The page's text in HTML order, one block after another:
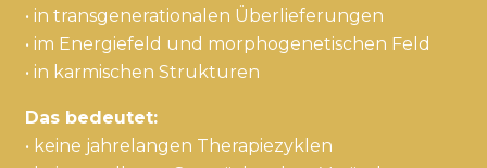
• in transgenerationalen Überlieferungen
• im Energiefeld und morphogenetischen Feld
• in karmischen Strukturen
Das bedeutet:
• keine jahrelangen Therapiezyklen